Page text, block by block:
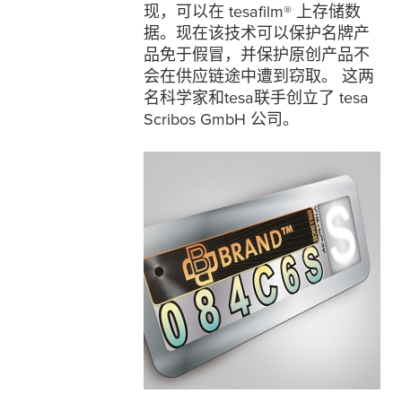
现，可以在 tesafilm® 上存储数
据。现在该技术可以保护名牌产
品免于假冒，并保护原创产品不
会在供应链途中遭到窃取。 这两
名科学家和tesa联手创立了 tesa
Scribos GmbH 公司。